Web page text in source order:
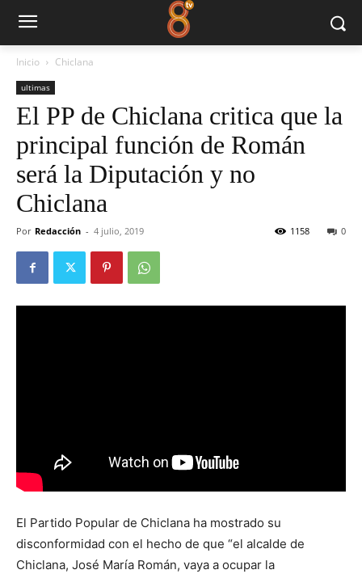
Inicio Chiclana
ultimas
El PP de Chiclana critica que la
principal función de Román
será la Diputación y no
Chiclana
Por Redacción - 4 julio, 2019 0
1158
El Partido Popular de Chiclana ha mostrado su
disconformidad con el hecho de que “el alcalde de
Chiclana, José María Román, vaya a ocupar la